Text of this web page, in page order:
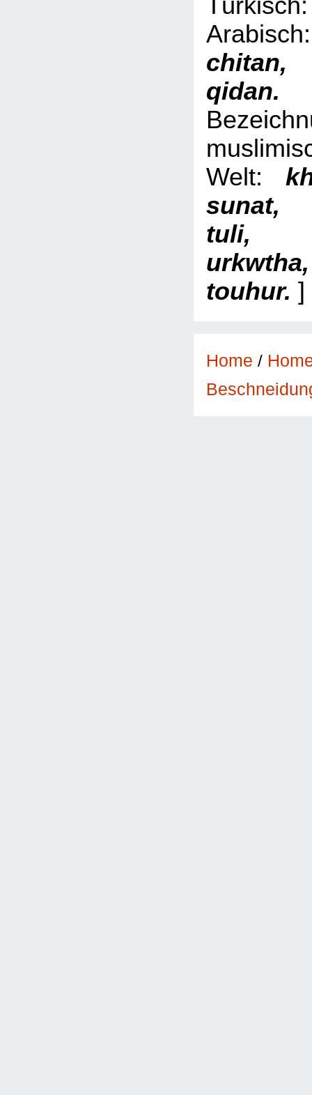
Welt:
sunat,
tuli,
touhur. ]
Home /